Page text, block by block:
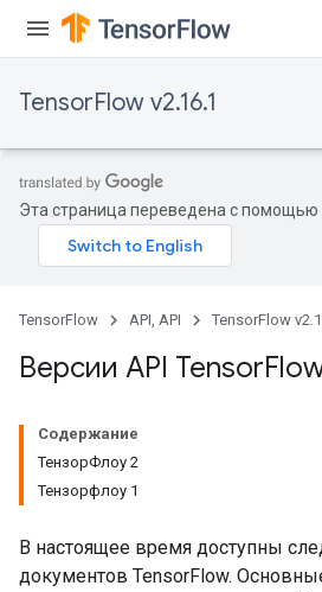
TensorFlow v2.16.1
Эта страница переведена с помощью
TensorFlow API, API TensorFlow
Версии API Tensor
Содержание
ТензорФлоу 2
Тензорфлоу 1
В настоящее время доступны
документов TensorFlow.